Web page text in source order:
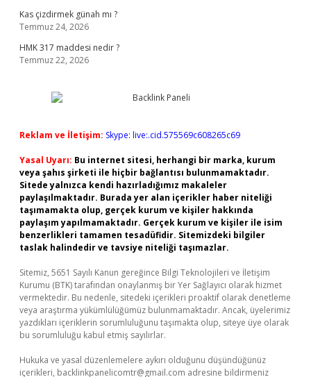
Kas çizdirmek günah mı ?
Temmuz 24, 2026
HMK 317 maddesi nedir ?
Temmuz 22, 2026
Reklam ve İletişim: Skype: live:.cid.575569c608265c69
Yasal Uyarı: Bu internet sitesi, herhangi bir marka, kurum
veya şahıs şirketi ile hiçbir bağlantısı bulunmamaktadır.
Sitede yalnızca kendi hazırladığımız makaleler
paylaşılmaktadır. Burada yer alan içerikler haber niteliği
taşımamakta olup, gerçek kurum ve kişiler hakkında
paylaşım yapılmamaktadır. Gerçek kurum ve kişiler ile isim
benzerlikleri tamamen tesadüfidir. Sitemizdeki bilgiler
taslak halindedir ve tavsiye niteliği taşımazlar.
Sitemiz, 5651 Sayılı Kanun gereğince Bilgi Teknolojileri ve İletişim
Kurumu (BTK) tarafından onaylanmış bir Yer Sağlayıcı olarak hizmet
vermektedir. Bu nedenle, sitedeki içerikleri proaktif olarak denetleme
veya araştırma yükümlülüğümüz bulunmamaktadır. Ancak, üyelerimiz
yazdıkları içeriklerin sorumluluğunu taşımakta olup, siteye üye olarak
bu sorumluluğu kabul etmiş sayılırlar.
Hukuka ve yasal düzenlemelere aykırı olduğunu düşündüğünüz
içerikleri, backlinkpanelicomtr@gmail.com adresine bildirmeniz